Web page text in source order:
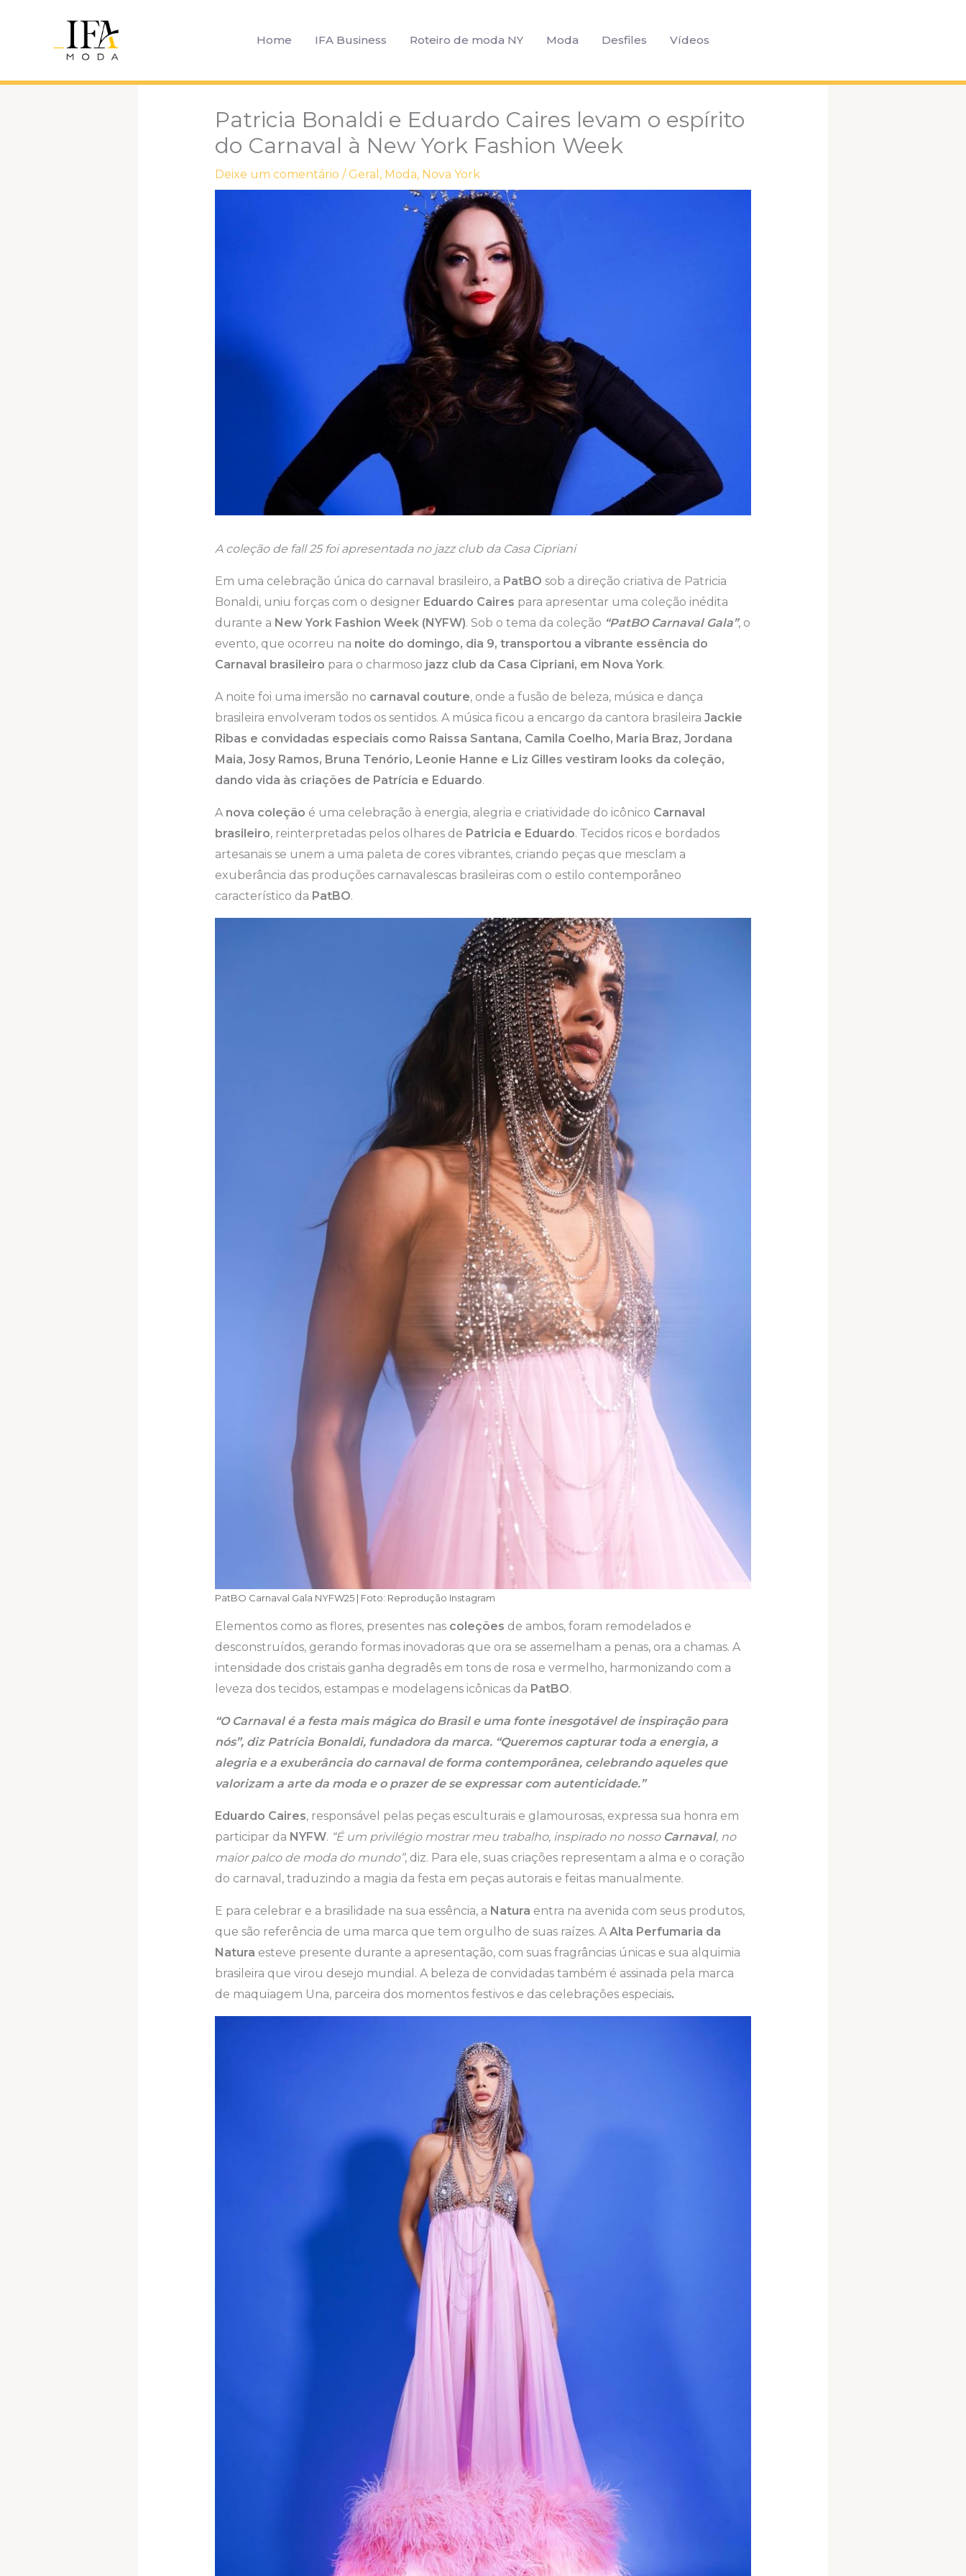
Home IFA Business Roteiro de moda NY Moda Desfiles Vídeos
Patricia Bonaldi e Eduardo Caires levam o espírito
do Carnaval à New York Fashion Week
Deixe um comentário / Geral , Moda, Nova York
A coleção de fall 25 foi apresentada no jazz club da Casa Cipriani
Em uma celebração única do carnaval brasileiro, a PatBO sob a direção criativa de Patricia
Bonaldi, uniu forças com o designer Eduardo Caires para apresentar uma coleção inédita
durante a New York Fashion Week (NYFW). Sob o tema da coleção “PatBO Carnaval Gala”, o
evento, que ocorreu na noite do domingo, dia 9, transportou a vibrante essência do
Carnaval brasileiro para o charmoso jazz club da Casa Cipriani, em Nova York.
A noite foi uma imersão no carnaval couture, onde a fusão de beleza, música e dança
brasileira envolveram todos os sentidos. A música ficou a encargo da cantora brasileira Jackie
Ribas e convidadas especiais como Raissa Santana, Camila Coelho, Maria Braz, Jordana
Maia, Josy Ramos, Bruna Tenório, Leonie Hanne e Liz Gilles vestiram looks da coleção,
dando vida às criações de Patrícia e Eduardo.
A nova coleção é uma celebração à energia, alegria e criatividade do icônico Carnaval
brasileiro, reinterpretadas pelos olhares de Patricia e Eduardo. Tecidos ricos e bordados
artesanais se unem a uma paleta de cores vibrantes, criando peças que mesclam a
exuberância das produções carnavalescas brasileiras com o estilo contemporâneo
característico da PatBO.
PatBO Carnaval Gala NYFW25 | Foto: Reprodução Instagram
Elementos como as flores, presentes nas coleções de ambos, foram remodelados e
desconstruídos, gerando formas inovadoras que ora se assemelham a penas, ora a chamas. A
intensidade dos cristais ganha degradês em tons de rosa e vermelho, harmonizando com a
leveza dos tecidos, estampas e modelagens icônicas da PatBO.
“O Carnaval é a festa mais mágica do Brasil e uma fonte inesgotável de inspiração para
nós”, diz Patrícia Bonaldi, fundadora da marca. “Queremos capturar toda a energia, a
alegria e a exuberância do carnaval de forma contemporânea, celebrando aqueles que
valorizam a arte da moda e o prazer de se expressar com autenticidade.”
Eduardo Caires, responsável pelas peças esculturais e glamourosas, expressa sua honra em
participar da NYFW. “É um privilégio mostrar meu trabalho, inspirado no nosso Carnaval, no
maior palco de moda do mundo”, diz. Para ele, suas criações representam a alma e o coração
do carnaval, traduzindo a magia da festa em peças autorais e feitas manualmente.
E para celebrar e a brasilidade na sua essência, a Natura entra na avenida com seus produtos,
que são referência de uma marca que tem orgulho de suas raízes. A Alta Perfumaria da
Natura esteve presente durante a apresentação, com suas fragrâncias únicas e sua alquimia
brasileira que virou desejo mundial. A beleza de convidadas também é assinada pela marca
de maquiagem Una, parceira dos momentos festivos e das celebrações especiais.